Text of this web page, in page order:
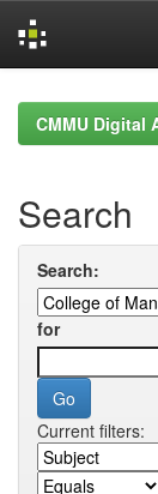
navigationCMMU Digital
Search
Search:
for
Current filters: